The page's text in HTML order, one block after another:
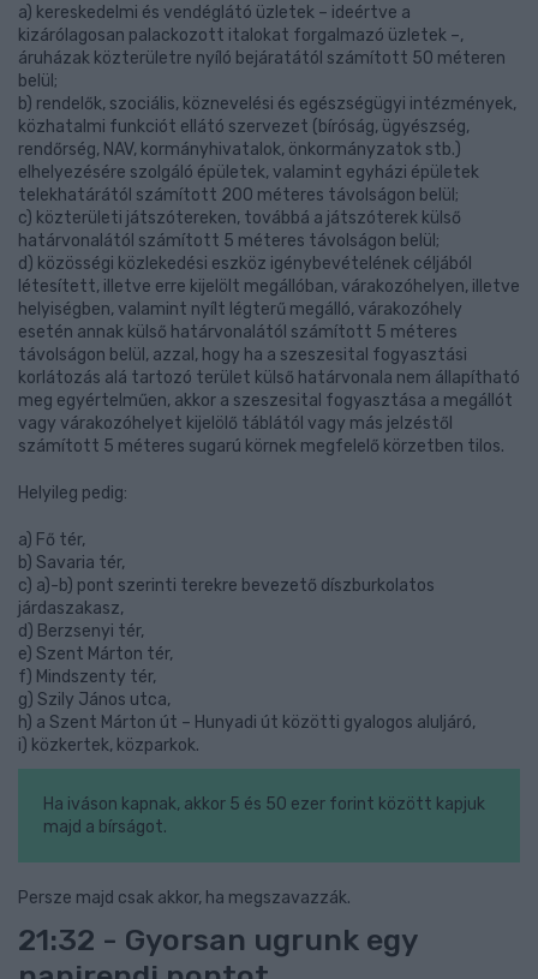
a) kereskedelmi és vendéglátó üzletek – ideértve a
kizárólagosan palackozott italokat forgalmazó üzletek –,
áruházak közterületre nyíló bejáratától számított 50 méteren
belül;
b) rendelők, szociális, köznevelési és egészségügyi intézmények,
közhatalmi funkciót ellátó szervezet (bíróság, ügyészség,
rendőrség, NAV, kormányhivatalok, önkormányzatok stb.)
elhelyezésére szolgáló épületek, valamint egyházi épületek
telekhatárától számított 200 méteres távolságon belül;
c) közterületi játszótereken, továbbá a játszóterek külső
határvonalától számított 5 méteres távolságon belül;
d) közösségi közlekedési eszköz igénybevételének céljából
létesített, illetve erre kijelölt megállóban, várakozóhelyen, illetve
helyiségben, valamint nyílt légterű megálló, várakozóhely
esetén annak külső határvonalától számított 5 méteres
távolságon belül, azzal, hogy ha a szeszesital fogyasztási
korlátozás alá tartozó terület külső határvonala nem állapítható
meg egyértelműen, akkor a szeszesital fogyasztása a megállót
vagy várakozóhelyet kijelölő táblától vagy más jelzéstől
számított 5 méteres sugarú körnek megfelelő körzetben tilos.
Helyileg pedig:
a) Fő tér,
b) Savaria tér,
c) a)-b) pont szerinti terekre bevezető díszburkolatos
járdaszakasz,
d) Berzsenyi tér,
e) Szent Márton tér,
f) Mindszenty tér,
g) Szily János utca,
h) a Szent Márton út – Hunyadi út közötti gyalogos aluljáró,
i) közkertek, közparkok.
Ha iváson kapnak, akkor 5 és 50 ezer forint között kapjuk
majd a bírságot.
Persze majd csak akkor, ha megszavazzák.
21:32 - Gyorsan ugrunk egy